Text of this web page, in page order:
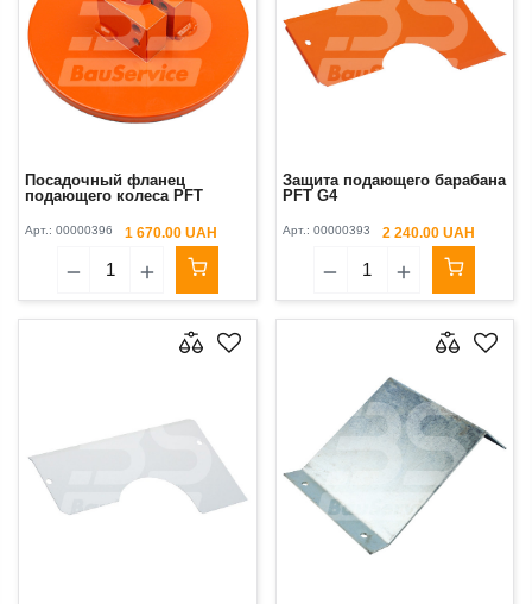
Посадочный фланец
подающего колеса PFT
Арт.: 00000396 1 670.00 UAH
Защита подающего барабана
PFT G4
Арт.: 00000393 2 240.00 UAH